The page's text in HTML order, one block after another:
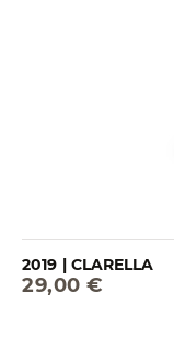
2019 | CLARELLA
29,00 €